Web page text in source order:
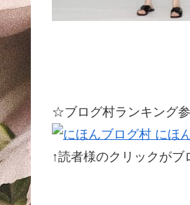
☆ブログ村ランキング
↑読者様のクリックが